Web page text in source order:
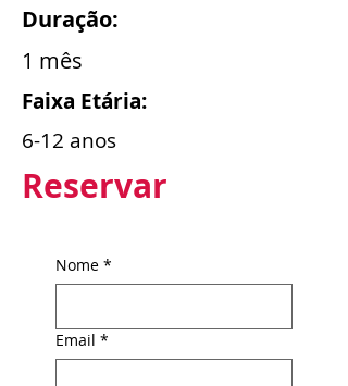
Duração:
1 mês
Faixa Etária:
6-12 anos
Reservar
Nome *
Email *